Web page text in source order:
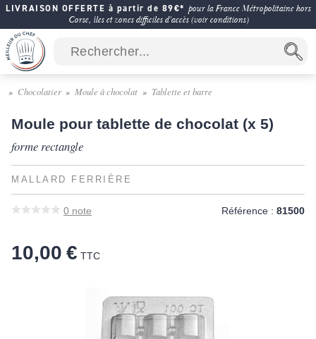
LIVRAISON OFFERTE à partir de 89€* pour la France Métropolitaine hors
Corse, îles et zones difficiles d'accès (voir conditions)
Chocolatier Moule à chocolat Tablette et barre
Moule pour tablette de chocolat (x 5)
forme rectangle
MALLARD FERRIÈRE
0 note Référence : 81500
10,00 € TTC